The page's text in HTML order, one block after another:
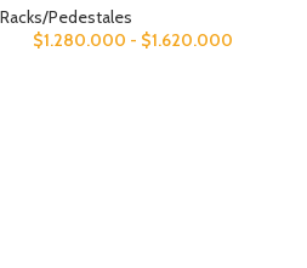
Racks/Pedestales
$1.280.000 - $1.620.000